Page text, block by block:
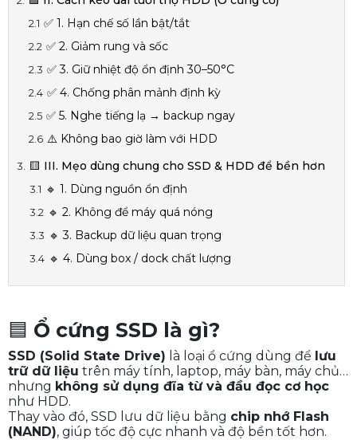
✅ 1. Hạn chế số lần bật/tắt
✅ 2. Giảm rung và sốc
✅ 3. Giữ nhiệt độ ổn định 30–50°C
✅ 4. Chống phân mảnh định kỳ
✅ 5. Nghe tiếng lạ → backup ngay
⚠️ Không bao giờ làm với HDD
🟨 III. Mẹo dùng chung cho SSD & HDD để bền hơn
🔹 1. Dùng nguồn ổn định
🔹 2. Không để máy quá nóng
🔹 3. Backup dữ liệu quan trọng
🔹 4. Dùng box / dock chất lượng
🟦 Ổ cứng SSD là gì?
SSD (Solid State Drive) là loại ổ cứng dùng để lưu
trữ dữ liệu trên máy tính, laptop, máy bàn, máy chủ…
nhưng không sử dụng đĩa từ và đầu đọc cơ học
như HDD.
Thay vào đó, SSD lưu dữ liệu bằng chip nhớ Flash
(NAND), giúp tốc độ cực nhanh và độ bền tốt hơn.